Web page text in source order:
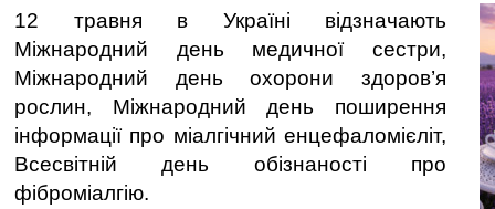
12 травня в Україні відзначають
Міжнародний день медичної сестри,
Міжнародний день охорони здоров’я
рослин, Міжнародний день поширення
інформації про міалгічний енцефаломієліт,
Всесвітній день обізнаності про
фіброміалгію.